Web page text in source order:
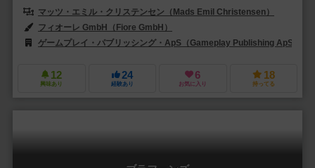
マッツ・エミル・クリステンセン（Mads Emil Christensen）
フィオーレ GmbH（Fiore GmbH）
ゲームプレイ・パブリッシング・ApS（Gameplay Publishing ApS）
12
興味あり
24
経験あり
6
お気に入り
18
持ってる